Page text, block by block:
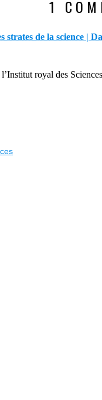
1
de la science |
royal des